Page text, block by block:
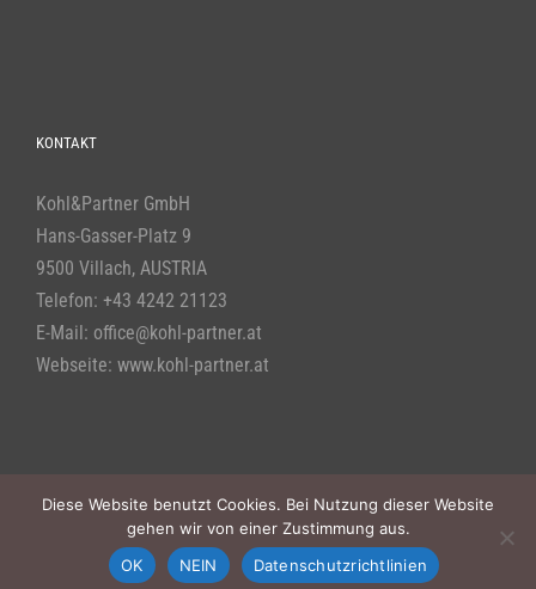
KONTAKT
Kohl&Partner GmbH
Hans-Gasser-Platz 9
9500 Villach, AUSTRIA
Telefon: +43 4242 21123
E-Mail: office@kohl-partner.at
Webseite: www.kohl-partner.at
© Copyright 2019 - 2026 | Alle Rechte vorbehalten | Powered byKohl & Partner
undBWS
Diese Website benutzt Cookies. Bei Nutzung dieser Website
gehen wir von einer Zustimmung aus.
OK
NEIN Datenschutzrichtlinien